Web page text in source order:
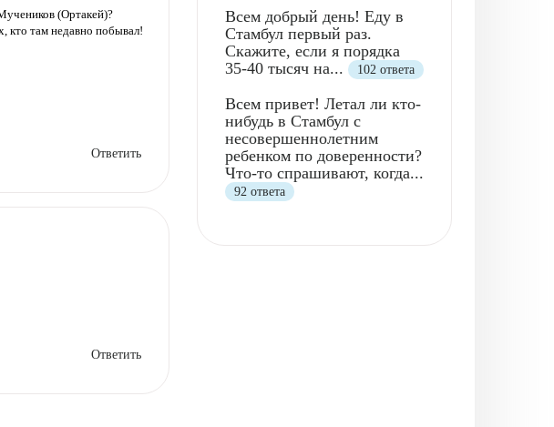
(Ортакей)?
кто там недавно побывал!
Ответить
Ответить
Всем добрый день! Еду в
Стамбул первый раз.
Скажите, если я порядка
35-40 тысяч на...
102 ответа
Всем привет! Летал ли кто-
нибудь в Стамбул с
несовершеннолетним
ребенком по доверенности?
Что-то спрашивают, когда...
92 ответа